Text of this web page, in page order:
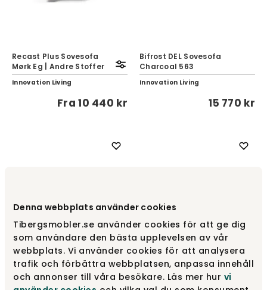
Denna webbplats använder cookies
Tibergsmobler.se använder cookies för att ge dig
som användare den bästa upplevelsen av vår
webbplats. Vi använder cookies för att analysera
trafik och förbättra webbplatsen, anpassa innehåll
och annonser till våra besökare. Läs mer hur vi
Recast Plus Sovesofa
Mørk Eg | Andre Stoffer
Innovation Living
Fra10 440 kr
Bifrost DEL Sovesofa
Charcoal 563
Innovation Living
15 770 kr
mySOFABED Sovesofa |
Chaiselong
BEDinside Sovesofa med
Åben Ende